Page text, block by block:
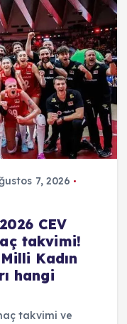
7, 2026
CEV
takvimi!
Kadın
hangi
takvimi ve